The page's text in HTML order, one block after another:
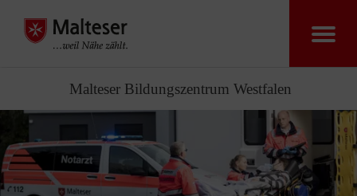
Malteser Bildungszentrum Westfalen